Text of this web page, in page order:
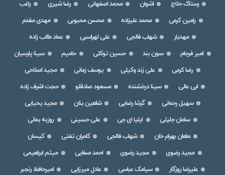
رستاک حلاج
اشوان محمد اصفهانی رضا شیری
راغب
رامین کرمی
محمد علیزاده محسن محبوبی
مهدی مقدم
مهدیار
شهاب فالجی علی لهراسبی
عماد طالب زاده
امیر فرجام
سون بند حسین توکلی حامیم
سینا پارسیان
رضا کرمی
علی زند وکیلی یوسف زمانی
مجید اصلاحی
ابی عالی
سینا درخشنده مسعود صادقلو
حجت اشرف زاده
سهیل رحمانی
گرشا رضایی شاهین بنان
مجید یحیایی
سامان جلیلی
ایلیا ای جی علی حسینی
روزبه بمانی
ماهان بهرام خان
شهاب فالجی کامران تفتی
کیسان
مجید رضوی
مجید رضوی احمد صفایی
میثم ابراهیمی
علیرضا روزگار
سیامک عباسی عادل میرزایی
امیرحافظ رنجبر